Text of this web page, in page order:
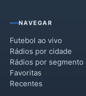
NAVEGAR
Futebol ao vivo
Rádios por cidade
Rádios por segmento
Favoritas
Recentes